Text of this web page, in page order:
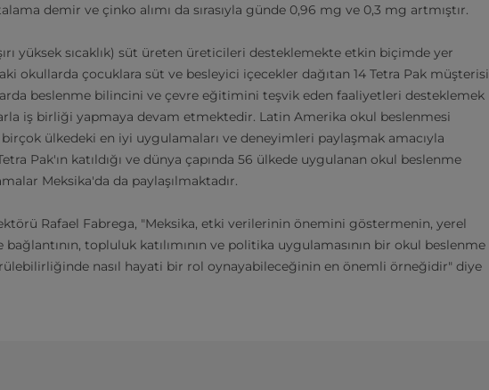
demir ve çinko alımı da sırasıyla günde 0,96 mg ve 0,3 mg artmıştır.
yüksek sıcaklık) süt üreten üreticileri desteklemekte etkin biçimde yer
okullarda çocuklara süt ve besleyici içecekler dağıtan 14 Tetra Pak müşterisi
beslenme bilincini ve çevre eğitimini teşvik eden faaliyetleri desteklemek
iş birliği yapmaya devam etmektedir. Latin Amerika okul beslenmesi
ülkedeki en iyi uygulamaları ve deneyimleri paylaşmak amacıyla
Pak'ın katıldığı ve dünya çapında 56 ülkede uygulanan okul beslenme
Meksika'da da paylaşılmaktadır.
Rafael Fabrega, "Meksika, etki verilerinin önemini göstermenin, yerel
topluluk katılımının ve politika uygulamasının bir okul beslenme
nasıl hayati bir rol oynayabileceğinin en önemli örneğidir" diye